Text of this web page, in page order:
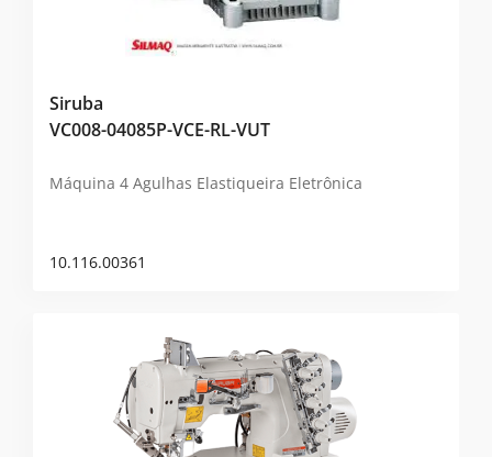
Siruba
VC008-04085P-VCE-RL-VUT
Máquina 4 Agulhas Elastiqueira Eletrônica
10.116.00361